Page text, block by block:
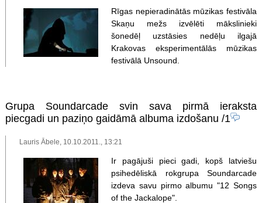
Rīgas nepieradinātās mūzikas festivāla
Skaņu mežs izvēlēti mākslinieki
šonedēļ uzstāsies nedēļu ilgajā
Krakovas eksperimentālās mūzikas
festivālā Unsound.
Grupa Soundarcade svin sava pirmā ieraksta
piecgadi un paziņo gaidāmā albuma izdošanu /1
Lauris Ābele, 10.10.2011., 13:21
Ir pagājuši pieci gadi, kopš latviešu
psihedēliskā rokgrupa Soundarcade
izdeva savu pirmo albumu "12 Songs
of the Jackalope".